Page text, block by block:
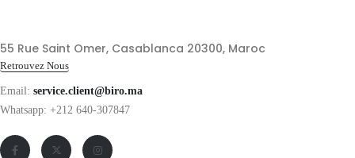
55 Rue Saint Omer, Casablanca 20300, Maroc
Retrouvez Nous
Email: service.client@biro.ma
Whatsapp: +212 640-307847